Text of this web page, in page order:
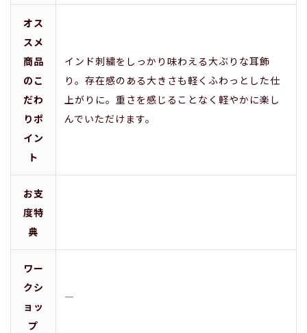
オス
スメ
商品
のこ
だわ
りポ
イン
ト
インド刺繍をしっかり味わえる大ぶりな耳飾
り。存在感のある大きさも軽くふわっとした仕
上がりに。重さを感じることなく軽やかに楽し
んでいただけます。
お支
度特
典
ワー
クシ
ョッ
プ
―